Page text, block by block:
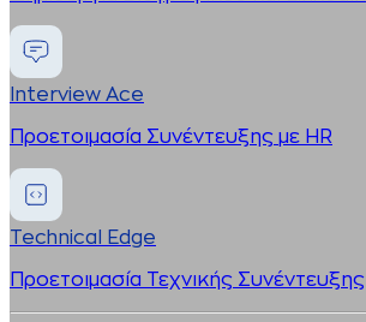
Interview Ace
Προετοιμασία Συνέντευξης με HR
Technical Edge
Προετοιμασία Τεχνικής Συνέντευξης